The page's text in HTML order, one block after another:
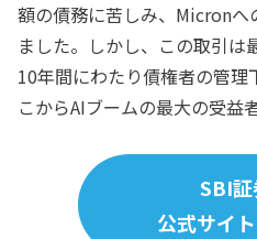
額の債務に苦しみ、Micron
ました。しかし、この取引は
10年間にわたり債権者の管
こからAIブームの最大の受益
SBI
公式サイ